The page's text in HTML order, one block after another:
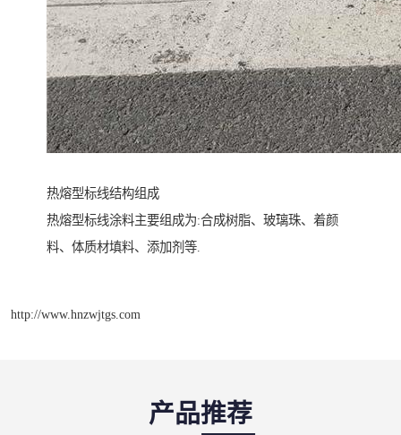
热熔型标线结构组成
热熔型标线涂料主要组成为:合成树脂、玻璃珠、着颜
料、体质材填料、添加剂等.
http://www.hnzwjtgs.com
产品推荐